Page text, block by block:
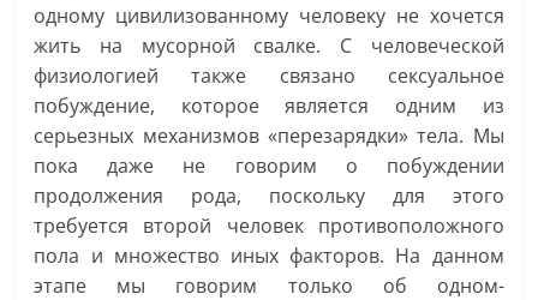
одному цивилизованному человеку не хочется
жить на мусорной свалке. С человеческой
физиологией также связано сексуальное
побуждение, которое является одним из
серьезных механизмов «перезарядки» тела. Мы
пока даже не говорим о побуждении
продолжения рода, поскольку для этого
требуется второй человек противоположного
пола и множество иных факторов. На данном
этапе мы говорим только об одном-